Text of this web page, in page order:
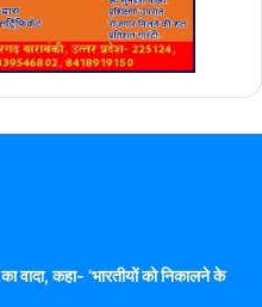
कहा- ‘भारतीयों को निकालने के